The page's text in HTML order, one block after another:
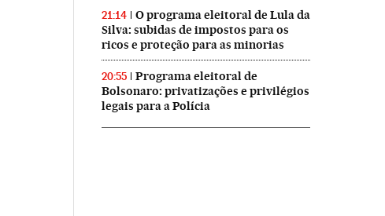
21:14
O programa eleitoral de Lula da
Silva: subidas de impostos para os
ricos e proteção para as minorias
20:55
Programa eleitoral de
Bolsonaro: privatizações e privilégios
legais para a Polícia